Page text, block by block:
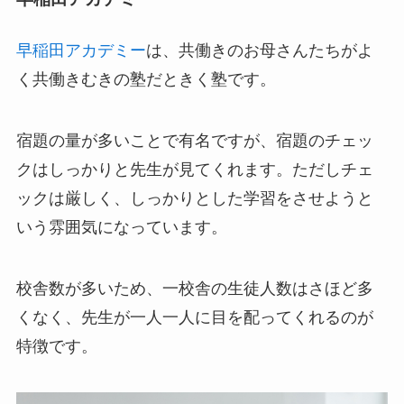
早稲田アカデミーは、共働きのお母さんたちがよ
く共働きむきの塾だときく塾です。
宿題の量が多いことで有名ですが、宿題のチェッ
クはしっかりと先生が見てくれます。ただしチェ
ックは厳しく、しっかりとした学習をさせようと
いう雰囲気になっています。
校舎数が多いため、一校舎の生徒人数はさほど多
くなく、先生が一人一人に目を配ってくれるのが
特徴です。